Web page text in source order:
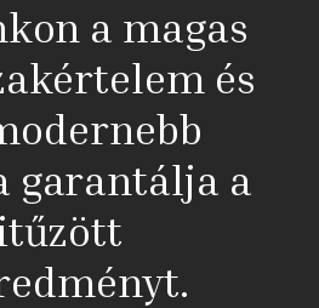
a magas
és
garantálja a